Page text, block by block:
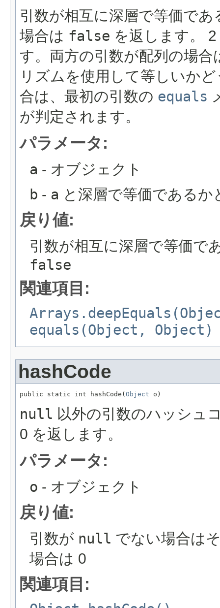
引数が相互に深層で等価で
場合は false を返します。
す。両方の引数が配列の場合
リズムを使用して等しいか
合は、最初の引数の equals
が判定されます。
パラメータ:
a - オブジェクト
b - a と深層で等価である
戻り値:
引数が相互に深層で等価で
false
関連項目:
equals(Object, Object)
hashCode
public static int hashCode( Object o)
null 以外の引数のハッシュ
0 を返します。
パラメータ:
o - オブジェクト
戻り値:
引数が null でない場合は
場合は 0
関連項目: